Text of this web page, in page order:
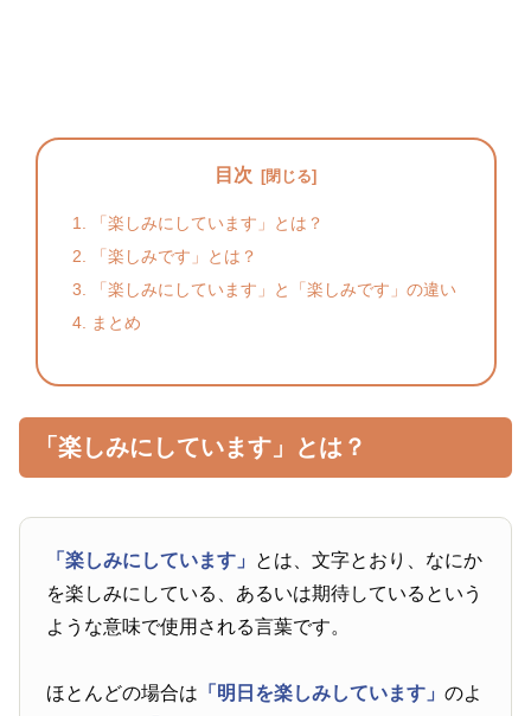
目次
「楽しみにしています」とは？
「楽しみです」とは？
「楽しみにしています」と「楽しみです」の違い
まとめ
「楽しみにしています」とは？
「楽しみにしています」 とは、文字とおり、なにか
を楽しみにしている、あるいは期待しているという
ような意味で使用される言葉です。
ほとんどの場合は 「明日を楽しみしています」のよ